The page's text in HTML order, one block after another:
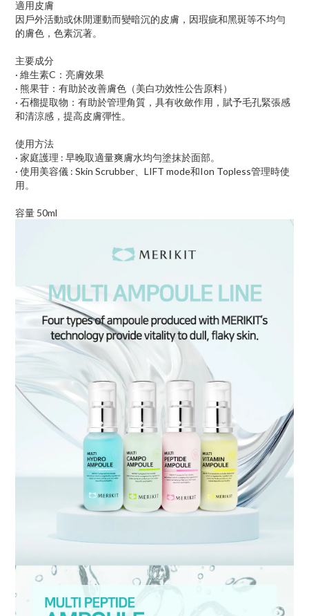
適用皮膚
因戶外活動或休閒運動而變暗沉的皮膚，因瑕疵和黑斑等不均勻
的膚色，色素沉著。
主要成分
· 維生素C：亮膚效果
· 熊果苷：有助於改善膚色（美白功效性公告原料）
· 石榴提取物：有助於管理角質，具有收斂作用，賦予毛孔緊張感
和清涼感，提高皮膚彈性。
使用方法
· 家庭護理 : 早晚取適量爽膚水均勻塗抹於面部。
· 使用美容儀 : Skin Scrubber、LIFT mode和Ion Topless管理時使
用。
容量 50ml